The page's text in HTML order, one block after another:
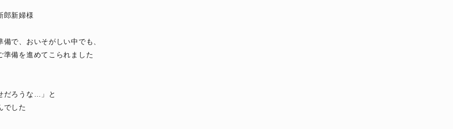
郎新婦様
で、おいそがしい中でも、
準備を進めてこられました
だろうな…」と
でした